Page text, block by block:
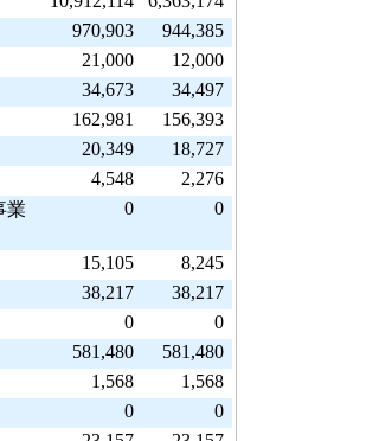
970,903
944,385
21,000
12,000
34,673
34,497
162,981
156,393
20,349
18,727
4,548
2,276
業
0 0
15,105
8,245
38,217
38,217
0
0
581,480
581,480
1,568
1,568
0
0